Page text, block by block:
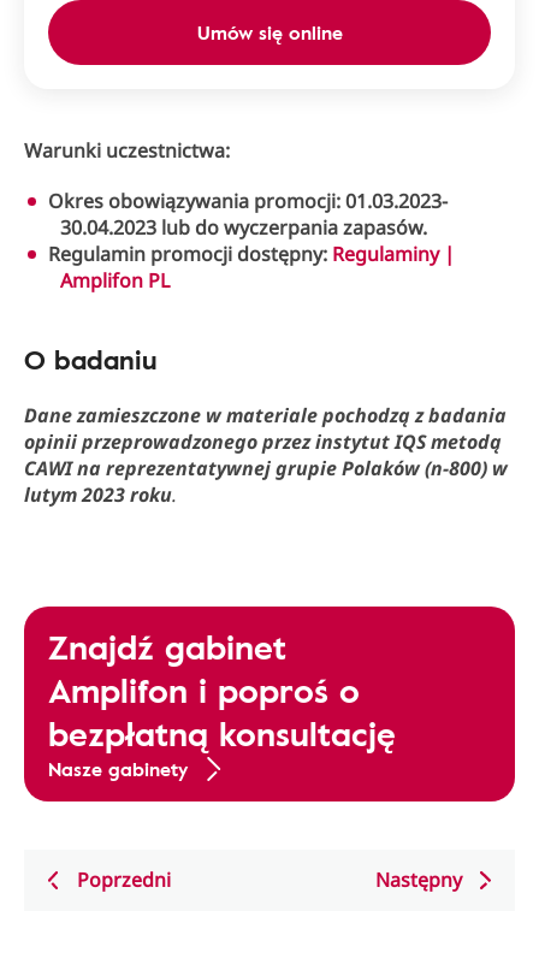
Umów się online
Warunki uczestnictwa:
Okres obowiązywania promocji: 01.03.2023-
30.04.2023 lub do wyczerpania zapasów.
Regulamin promocji dostępny: Regulaminy |
Amplifon PL
O badaniu
Dane zamieszczone w materiale pochodzą z badania
opinii przeprowadzonego przez instytut IQS metodą
CAWI na reprezentatywnej grupie Polaków (n-800) w
lutym 2023 roku.
Znajdź gabinet
Amplifon i poproś o
bezpłatną konsultację
Nasze gabinety
Poprzedni Następny